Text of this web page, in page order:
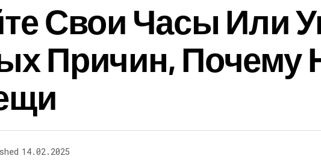
Свои Часы Или
Причин, Почему
14.02.2025